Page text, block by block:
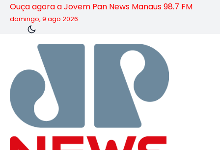
Ouça agora a Jovem Pan News Manaus 98.7 FM
domingo, 9 ago 2026